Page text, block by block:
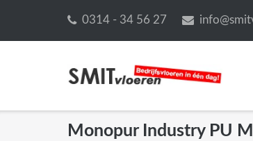
de
0314 - 34 56 27
Monopur Industry PU